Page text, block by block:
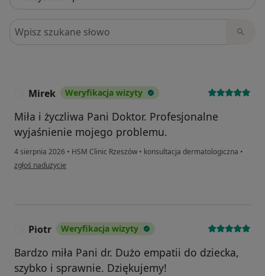
Szukaj w opiniach
Mirek Weryfikacja wizyty
Miła i życzliwa Pani Doktor. Profesjonalne
wyjaśnienie mojego problemu.
4 sierpnia 2026 • HSM Clinic Rzeszów • konsultacja dermatologiczna •
w opinii użytkownika Mirek
zgłoś nadużycie
Piotr Weryfikacja wizyty
Bardzo miła Pani dr. Dużo empatii do dziecka,
szybko i sprawnie. Dziękujemy!